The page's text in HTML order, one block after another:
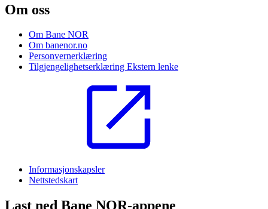
Om oss
Om Bane NOR
Om banenor.no
Personvernerklæring
Tilgjengelighetserklæring Ekstern lenke
Informasjonskapsler
Nettstedskart
Last ned Bane NOR-appene